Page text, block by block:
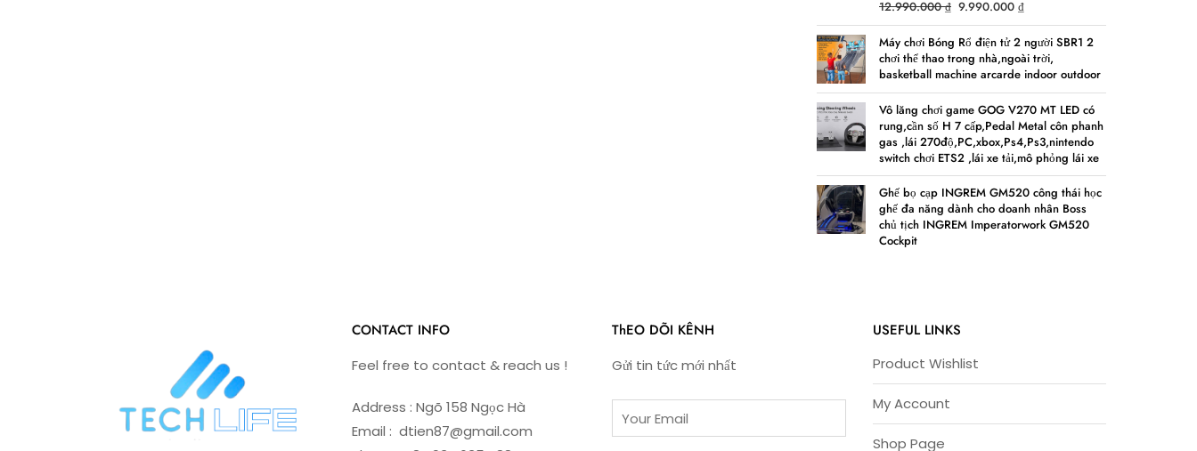
12.990.000₫ Original
price
was:
12.990.000 ₫.
9.990.000 ₫
price
is:
9.990.000 ₫.
Máy chơi Bóng Rổ điện tử 2 người SBR1 2
chơi thể thao trong nhà,ngoài trời,
basketball machine arcarde indoor outdoor
Vô lăng chơi game GOG V270 MT LED có
rung,cần số H 7 cấp,Pedal Metal côn phanh
gas ,lái 270độ,PC,xbox,Ps4,Ps3,nintendo
switch chơi ETS2 ,lái xe tải,mô phỏng lái xe
Ghế bọ cạp INGREM GM520 công thái học
ghế đa năng dành cho doanh nhân Boss
chủ tịch INGREM Imperatorwork GM520
Cockpit
CONTACT INFO
Feel free to contact & reach us !
Address : Ngõ 158 Ngọc Hà
Email : dtien87@gmail.com
ThEO DÕI KÊNH
Gửi tin tức mới nhất
USEFUL LINKS
Product Wishlist
My Account
Shop Page